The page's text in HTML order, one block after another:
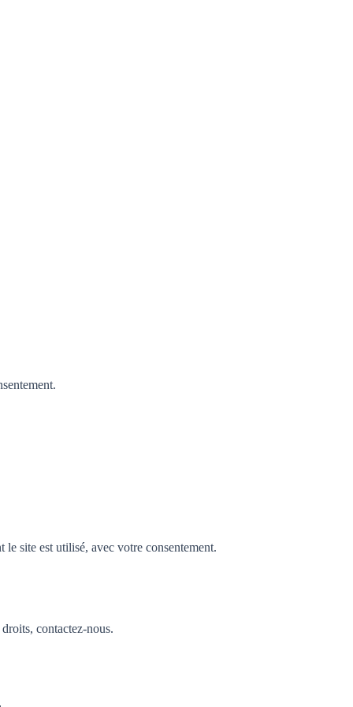
site est utilisé, avec votre consentement.
contactez-nous.